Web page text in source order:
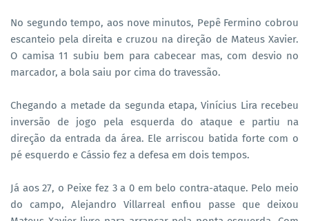
No segundo tempo, aos nove minutos, Pepê Fermino cobrou
escanteio pela direita e cruzou na direção de Mateus Xavier.
O camisa 11 subiu bem para cabecear mas, com desvio no
marcador, a bola saiu por cima do travessão.
Chegando a metade da segunda etapa, Vinícius Lira recebeu
inversão de jogo pela esquerda do ataque e partiu na
direção da entrada da área. Ele arriscou batida forte com o
pé esquerdo e Cássio fez a defesa em dois tempos.
Já aos 27, o Peixe fez 3 a 0 em belo contra-ataque. Pelo meio
do campo, Alejandro Villarreal enfiou passe que deixou